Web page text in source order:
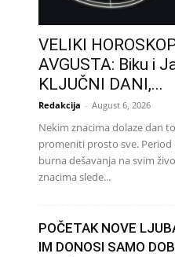
VELIKI
AVGUSTA: Biku i
KLJUČNI DANI,...
Redakcija - August 6, 2026
Nekim znacima dolaze dan
promeniti prosto sve. Period
burna dešavanja na svim
znacima slede...
POČETAK NOVE
IM DONOSI SAMO